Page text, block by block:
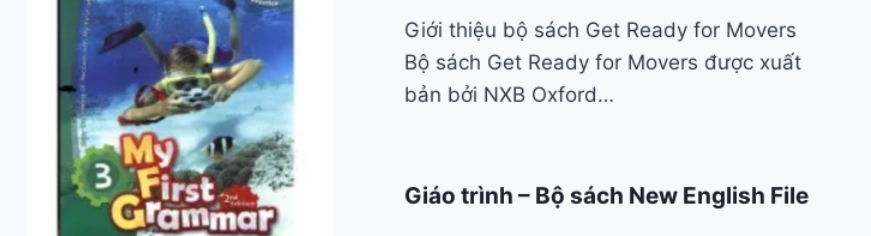
Giới thiệu bộ sách Get Ready for Movers
Bộ sách Get Ready for Movers được xuất
bản bởi NXB Oxford…
Giáo trình – Bộ sách New English File